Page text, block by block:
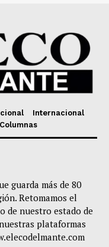
Internacional
Columnas
guarda más de 80
Retomamos el
de nuestro estado de
plataformas